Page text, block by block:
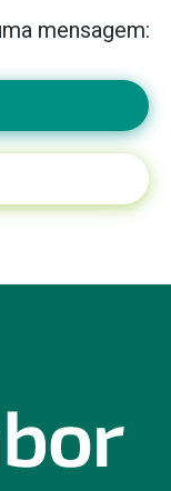
mensagem: